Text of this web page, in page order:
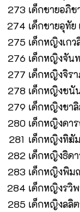
273 เด็กชายอภิ
274 เด็กชายอุทัย
275 เด็กหญิงเกว
276 เด็กหญิงจัน
277 เด็กหญิงจิร
278 เด็กหญิงชนั
279 เด็กหญิงชา
280 เด็กหญิงดา
281 เด็กหญิงทิฆั
282 เด็กหญิงธิด
283 เด็กหญิงพิ
284 เด็กหญิงรวิ
285 เด็กหญิงลลิ